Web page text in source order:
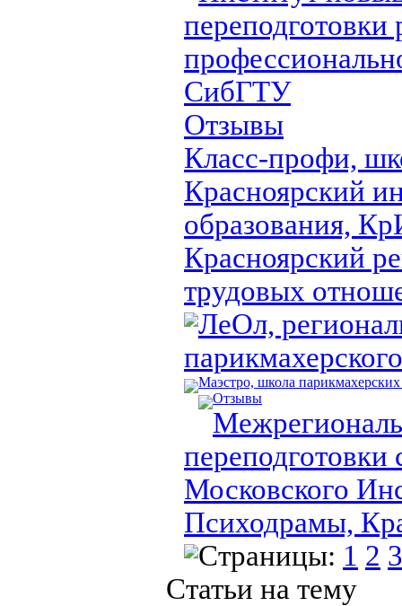
переподготовки
СибГТУ
Отзывы
Класс-профи,
Красноярский
образования,
Красноярский
трудовых
ЛеОл,
Маэстро, школа парикмахерских
Отзывы
Московского
Психодрамы,
Страницы: 1 2 3
Статьи на тему